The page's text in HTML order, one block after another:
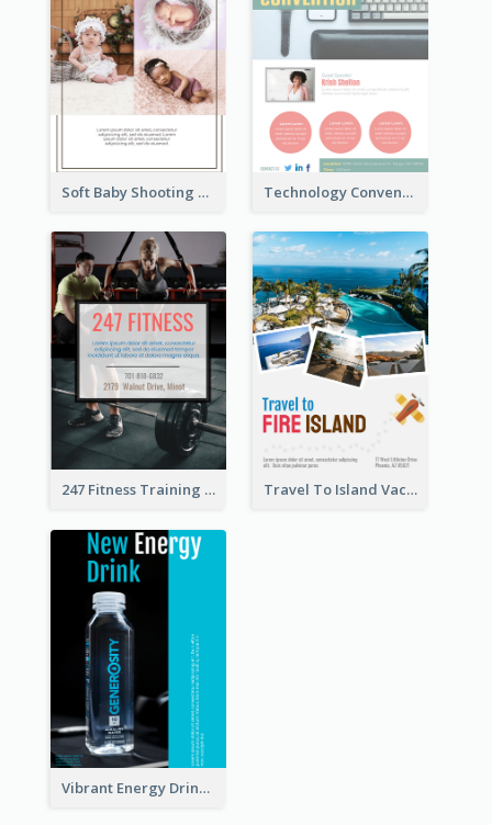
Soft Baby Shooting Photography Flyer Technology Convention Information Flyer
247 Fitness Training Flyer Travel To Island Vacation Flyer
Vibrant Energy Drink Flyer